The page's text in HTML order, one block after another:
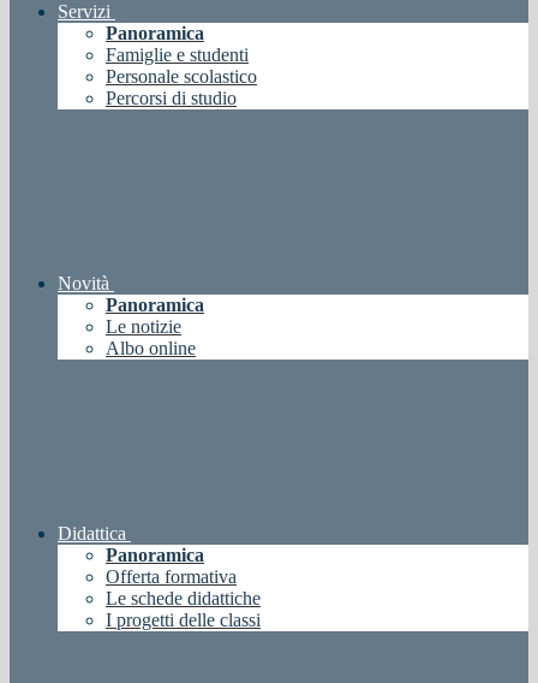
Servizi
Panoramica
Famiglie e studenti
Personale scolastico
Percorsi di studio
Novità
Panoramica
Le notizie
Albo online
Didattica
Panoramica
Offerta formativa
Le schede didattiche
I progetti delle classi